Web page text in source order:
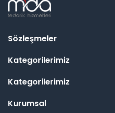
Sözleşmeler
Kategorilerimiz
Kategorilerimiz
Kurumsal